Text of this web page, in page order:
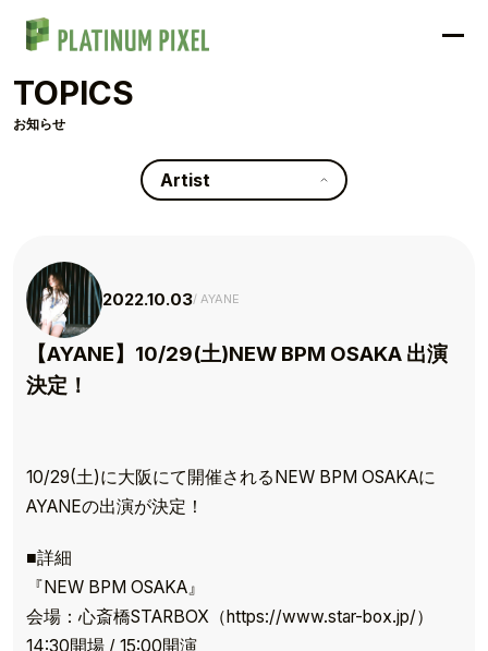
TOPICS
お知らせ
Artist
2022.10.03 AYANE
【AYANE】10/29(土)NEW BPM OSAKA 出演
決定！
10/29(土)に大阪にて開催されるNEW BPM OSAKAに
AYANEの出演が決定！
■詳細
『NEW BPM OSAKA』
会場：心斎橋STARBOX（https://www.star-box.jp/）
14:30開場 / 15:00開演